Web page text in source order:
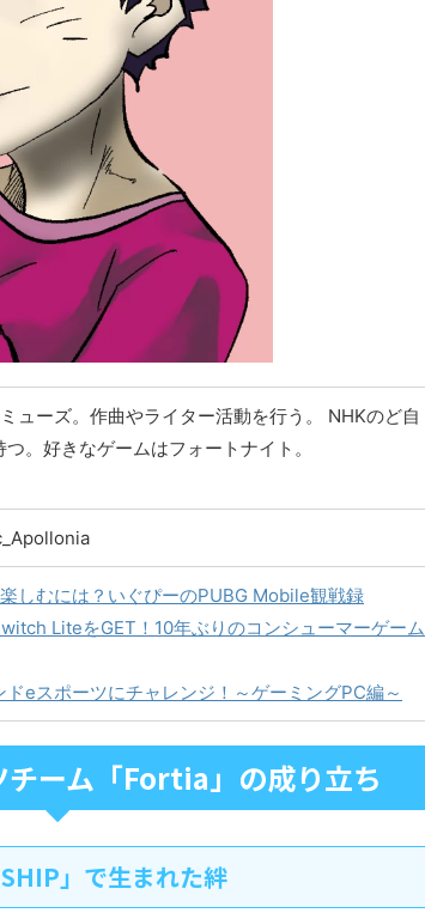
ューズ。作曲やライター活動を行う。 NHKのど自
。好きなゲームはフォートナイト。
しむには？いぐぴーのPUBG Mobile観戦録
LiteをGET！10年ぶりのコンシューマーゲーム
eスポーツにチャレンジ！～ゲーミングPC編～
ーム「Fortia」の成り立ち
」で生まれた絆